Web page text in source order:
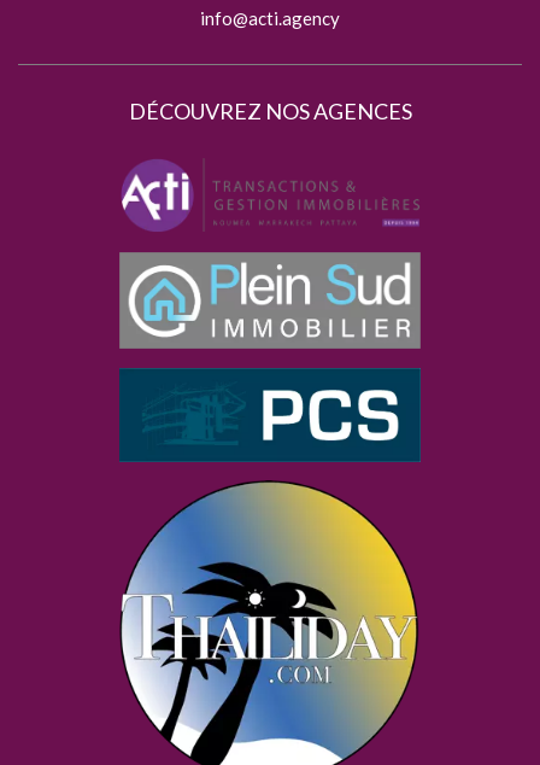
info@acti.agency
DÉCOUVREZ NOS AGENCES